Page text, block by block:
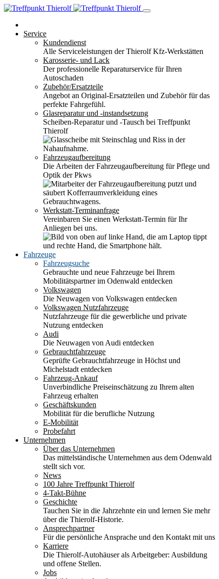
Service
Kundendienst
Alle Serviceleistungen der Thierolf Kfz-Werkstätten
Karosserie- und Lack
Der professionelle Reparaturservice für Ihren
Autoschaden
Zubehör/Ersatzteile
Angebot an Original-Ersatzteilen und Zubehör für das
perfekte Fahrgefühl.
Glasreparatur und -instandsetzung
Scheiben-Reparatur und -Tausch bei Treffpunkt
Thierolf
Fahrzeugaufbereitung
Die Arbeiten der Fahrzeugaufbereitung für Pflege und
Optik der Pkws
Werkstatt-Terminanfrage
Vereinbaren Sie einen Werkstatt-Termin für Ihr
Anliegen bei uns.
Fahrzeuge
Fahrzeugsuche
Gebrauchte und neue Fahrzeuge bei Ihrem
Mobilitätspartner im Odenwald entdecken
Volkswagen
Die Neuwagen von Volkswagen entdecken
Volkswagen Nutzfahrzeuge
Nutzfahrzeuge für die gewerbliche und private
Nutzung entdecken
Audi
Die Neuwagen von Audi entdecken
Gebrauchtfahrzeuge
Geprüfte Gebrauchtfahrzeuge in Höchst und
Michelstadt entdecken
Fahrzeug-Ankauf
Unverbindliche Preiseinschätzung zu Ihrem alten
Fahrzeug erhalten
Geschäftskunden
Mobilität für die berufliche Nutzung
E-Mobilität
Probefahrt
Unternehmen
Über das Unternehmen
Das mittelständische Unternehmen aus dem Odenwald
stellt sich vor.
News
100 Jahre Treffpunkt Thierolf
4-Takt-Bühne
Geschichte
Tauchen Sie in die Jahrzehnte ein und lernen Sie mehr
über die Thierolf-Historie.
Ansprechpartner
Für die persönliche Ansprache und den Kontakt mit uns
Karriere
Die Thierolf-Autohäuser als Arbeitgeber: Ausbildung
und offene Stellen.
Jobs